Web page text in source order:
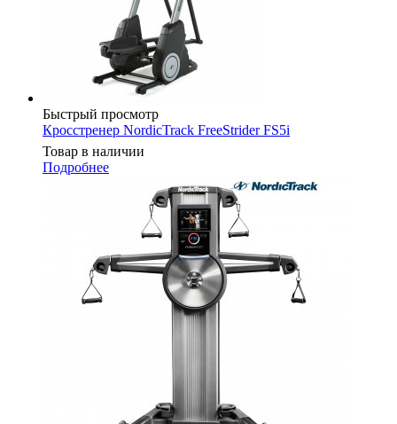
Быстрый просмотр
Кросстренер NordicTrack FreeStrider FS5i
Товар в наличии
Подробнее